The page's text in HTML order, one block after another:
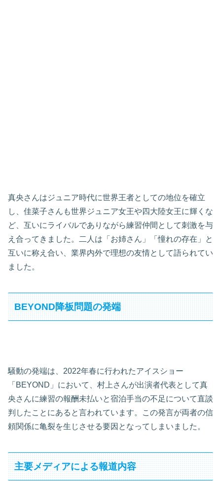
真央さんはジュニア時代に世界王者としての地位を確立
し、佳菜子さんも世界ジュニア女王や四大陸女王に輝くな
ど、互いにライバルでありながら練習仲間として刺激を与
え合ってきました。二人は「お姉さん」「憧れの存在」と
互いに称え合い、業界内外で理想の友情として語られてい
ました。
BEYOND降板問題の発端
騒動の発端は、2022年春に行われたアイスショー
「BEYOND」において、村上さんが出演者代表として真
央さんに練習の報酬未払いと宿泊手当の不足について直談
判したことにあると言われています。この発言が両者の信
頼関係に亀裂を生じさせる要因となってしまいました。
主要メディアによる報道内容